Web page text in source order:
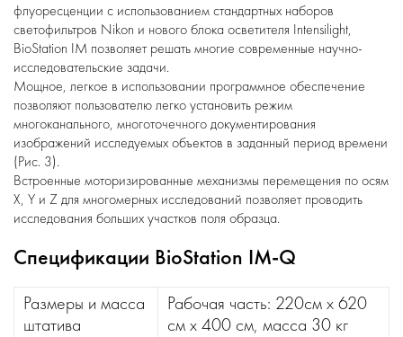
флуоресценции с использованием стандартных наборов
светофильтров Nikon и нового блока осветителя Intensilight,
BioStation IM позволяет решать многие современные научно-
исследовательские задачи.
Мощное, легкое в использовании программное обеспечение
позволяют пользователю легко установить режим
многоканального, многоточечного документирования
изображений исследуемых объектов в заданный период времени
(Рис. 3).
Встроенные моторизированные механизмы перемещения по осям
Х, Y и Z для многомерных исследований позволяет проводить
исследования больших участков поля образца.
Спецификации BioStation IM-Q
Размеры и масса
штатива
Рабочая часть: 220см х 620
см х 400 см, масса 30 кг